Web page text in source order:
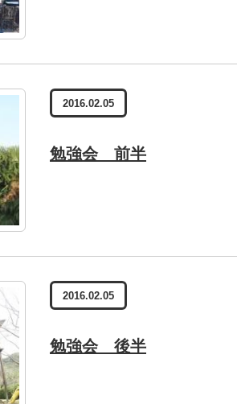
2016.02.05
勉強会 前半
2016.02.05
勉強会 後半